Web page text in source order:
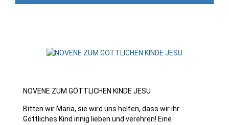
NOVENE ZUM GÖTTLICHEN KINDE JESU
Bitten wir Maria, sie wird uns helfen, dass wir ihr
Göttliches Kind innig lieben und verehren! Eine